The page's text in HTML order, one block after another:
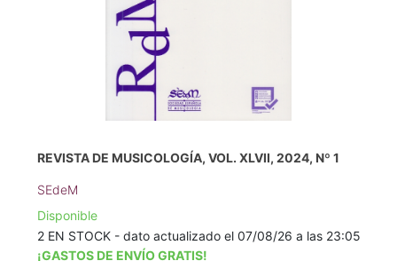
REVISTA DE MUSICOLOGÍA, VOL. XLVII, 2024, Nº 1
SEdeM
Disponible
2 EN STOCK - dato actualizado el 07/08/26 a las 23:05
¡GASTOS DE ENVÍO GRATIS!